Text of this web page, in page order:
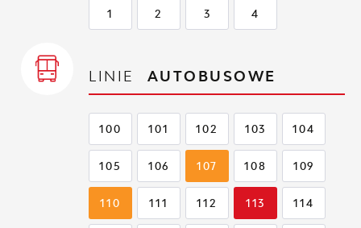
1 2 3 4
LINIE AUTOBUSOWE
100 101 102 103 104
105 106 107 108 109
110 111 112 113 114